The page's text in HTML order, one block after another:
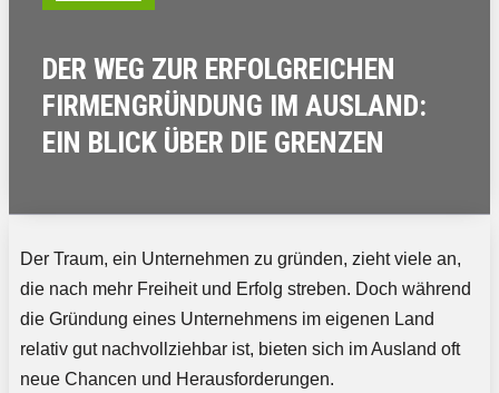
DER WEG ZUR ERFOLGREICHEN
FIRMENGRÜNDUNG IM AUSLAND:
EIN BLICK ÜBER DIE GRENZEN
Der Traum, ein Unternehmen zu gründen, zieht viele an,
die nach mehr Freiheit und Erfolg streben. Doch während
die Gründung eines Unternehmens im eigenen Land
relativ gut nachvollziehbar ist, bieten sich im Ausland oft
neue Chancen und Herausforderungen.